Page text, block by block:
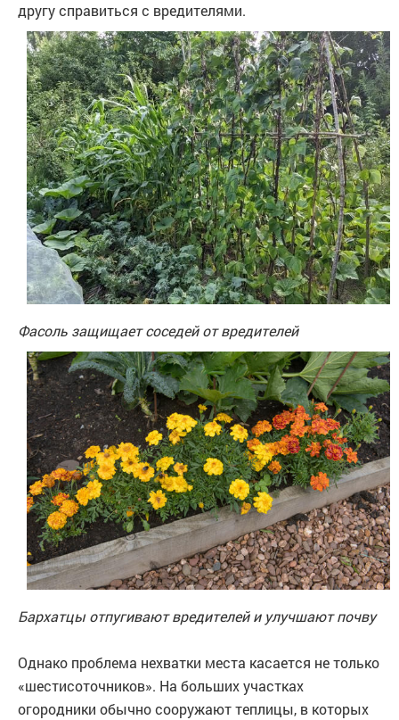
другу справиться с вредителями.
Фасоль защищает соседей от вредителей
Бархатцы отпугивают вредителей и улучшают почву
Однако проблема нехватки места касается не только
«шестисоточников». На больших участках
огородники обычно сооружают теплицы, в которых